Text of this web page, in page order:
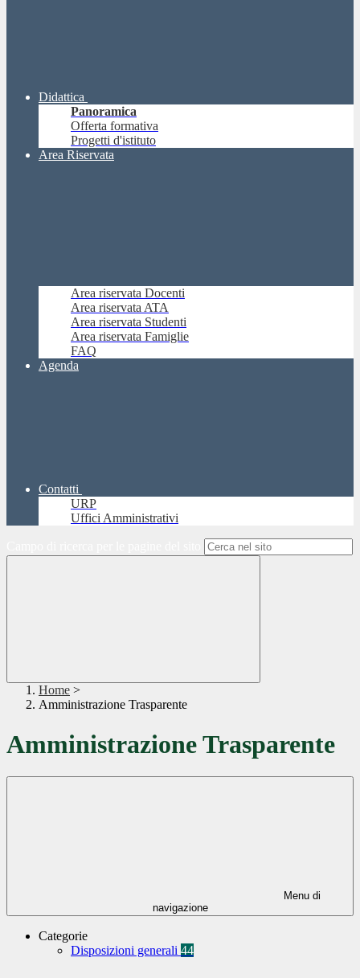
Didattica
Panoramica
Offerta formativa
Progetti d'istituto
Area Riservata
Area riservata Docenti
Area riservata ATA
Area riservata Studenti
Area riservata Famiglie
FAQ
Agenda
Contatti
URP
Uffici Amministrativi
Home >
Amministrazione Trasparente
Amministrazione Trasparente
Menu di
navigazione
Categorie
Disposizioni generali 44